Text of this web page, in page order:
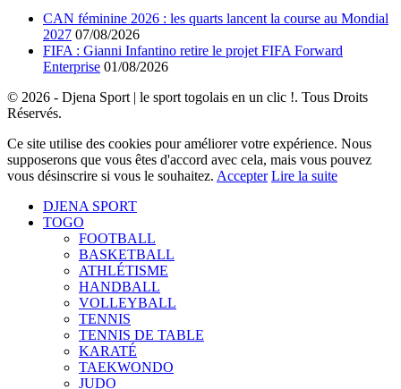
CAN féminine 2026 : les quarts lancent la course au Mondial
2027 07/08/2026
FIFA : Gianni Infantino retire le projet FIFA Forward
Enterprise 01/08/2026
© 2026 - Djena Sport | le sport togolais en un clic !. Tous Droits
Réservés.
Ce site utilise des cookies pour améliorer votre expérience. Nous
supposerons que vous êtes d'accord avec cela, mais vous pouvez
vous désinscrire si vous le souhaitez. Accepter Lire la suite
DJENA SPORT
TOGO
FOOTBALL
BASKETBALL
ATHLÉTISME
HANDBALL
VOLLEYBALL
TENNIS
TENNIS DE TABLE
KARATÉ
TAEKWONDO
JUDO